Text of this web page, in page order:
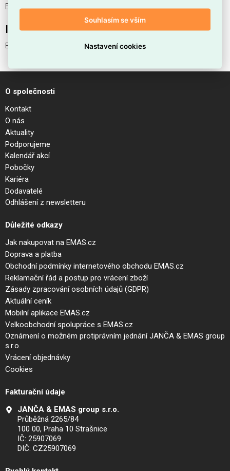
ELSVOS1786159.
Interní název produktu
EGO ACCENT 07W 4000K ON-OFF BK
O společnosti
Kontakt
O nás
Aktuality
Podporujeme
Kalendář akcí
Pobočky
Kariéra
Dodavatelé
Odhlášení z newsletteru
Důležité odkazy
Jak nakupovat na EMAS.cz
Doprava a platba
Obchodní podmínky internetového obchodu EMAS.cz
Reklamační řád a postup pro vrácení zboží
Zásady zpracování osobních údajů (GDPR)
Aktuální ceník
Mobilní aplikace EMAS.cz
Velkoobchodní spolupráce s EMAS.cz
Oznámení o možném protiprávním jednání JANČA & EMAS group
s.r.o.
Vrácení objednávky
Cookies
Fakturační údaje
JANČA & EMAS group s.r.o.
Průběžná 2265/84
100 00, Praha 10 Strašnice
IČ: 25907069
DIČ: CZ25907069
Souhlasím se vším
Nastavení cookies